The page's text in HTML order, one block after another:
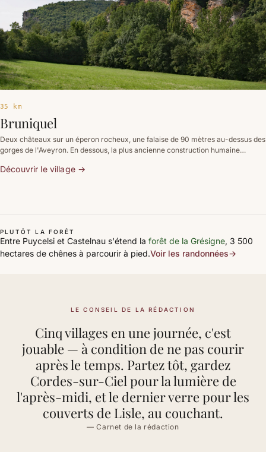
35 km
Bruniquel
Deux châteaux sur un éperon rocheux, une falaise de 90 mètres au-dessus des
gorges de l'Aveyron. En dessous, la plus ancienne construction humaine
Découvrir le village →
PLUTÔT LA FORÊT
Entre Puycelsi et Castelnau s'étend la forêt de la Grésigne, 3 500
hectares de chênes à parcourir à pied.Voir les randonnées→
LE CONSEIL DE LA RÉDACTION
Cinq villages en une journée, c'est
jouable — à condition de ne pas courir
après le temps. Partez tôt, gardez
Cordes-sur-Ciel pour la lumière de
l'après-midi, et le dernier verre pour les
couverts de Lisle, au couchant.
— Carnet de la rédaction